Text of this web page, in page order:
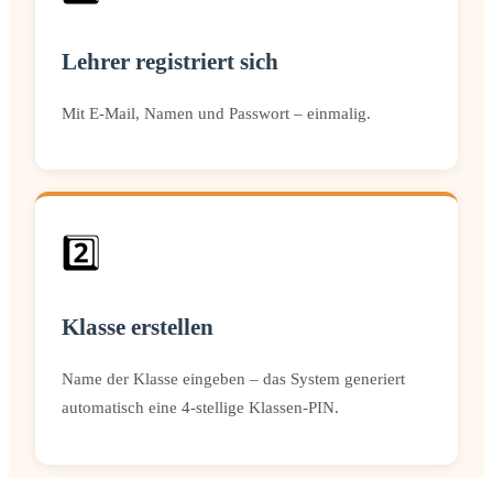
Lehrer registriert sich
Mit E-Mail, Namen und Passwort – einmalig.
2️⃣
Klasse erstellen
Name der Klasse eingeben – das System generiert
automatisch eine 4-stellige Klassen-PIN.